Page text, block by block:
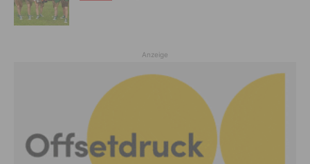
Anzeige